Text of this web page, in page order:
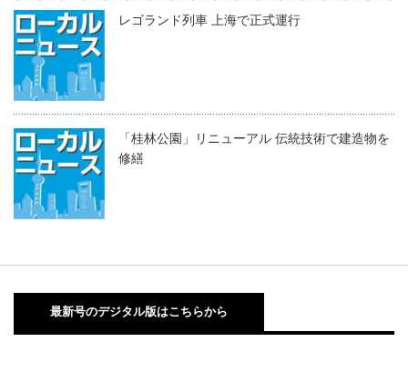
レゴランド列車 上海で正式運行
「桂林公園」リニューアル 伝統技術で建造物を
修繕
最新号のデジタル版はこちらから